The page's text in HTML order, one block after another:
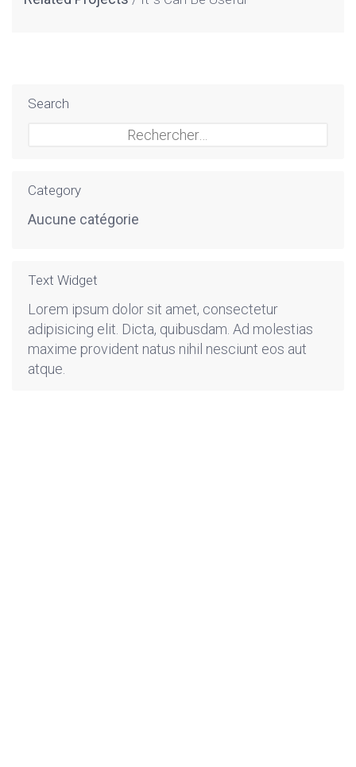
Search
Category
Aucune catégorie
Text Widget
Lorem ipsum dolor sit amet, consectetur
adipisicing elit. Dicta, quibusdam. Ad molestias
maxime provident natus nihil nesciunt eos aut
atque.